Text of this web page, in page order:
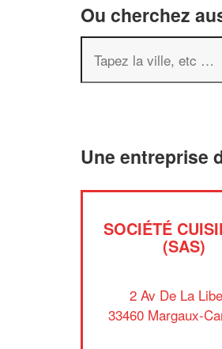
Ou cherchez
Une entreprise
SOCIÉTÉ
(SAS)
2 Av De La
33460 Margaux-